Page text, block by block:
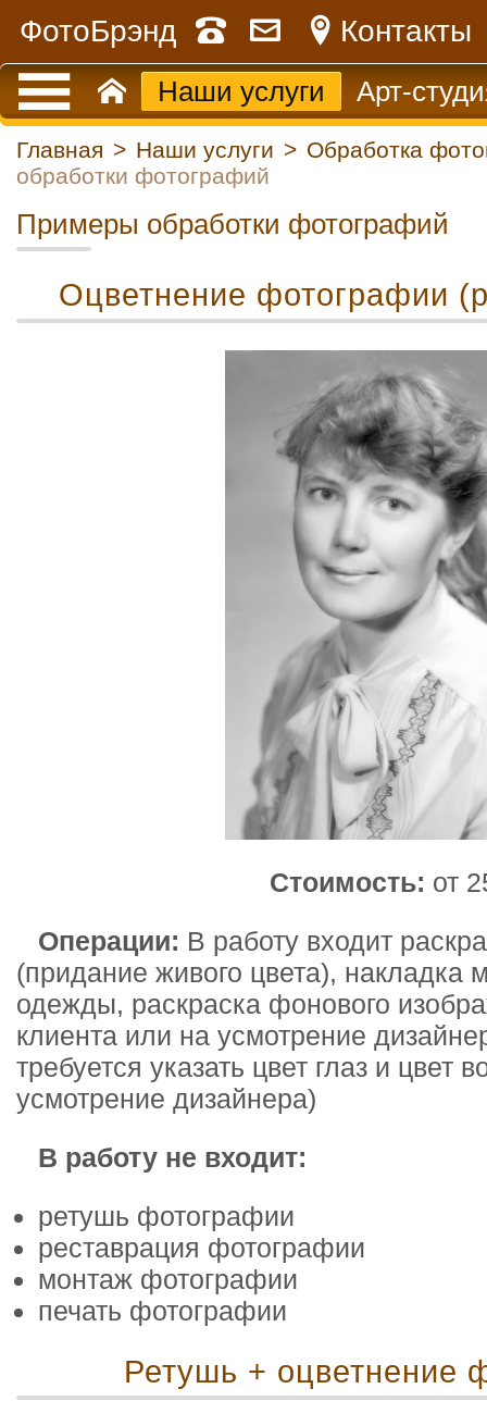
ФотоБрэнд Контакты
Наши услуги Арт-
Главная > Наши услуги > Обработка
обработки фотографий
Примеры обработки фотографий
Оцветнение фотографии
Стоимость: от
Операции: В работу входит
(придание живого цвета), накладка
одежды, раскраска фонового
клиента или на усмотрение
требуется указать цвет глаз и цвет
усмотрение дизайнера)
В работу не входит:
ретушь фотографии
реставрация фотографии
монтаж фотографии
печать фотографии
Ретушь + оцветнение